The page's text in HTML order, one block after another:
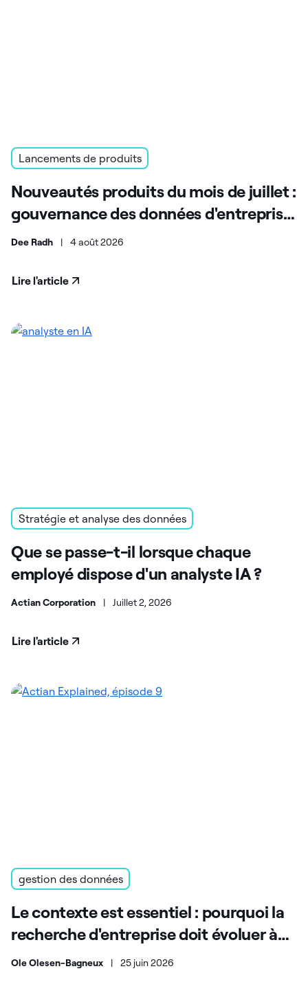
Lancements de produits
Nouveautés produits du mois de juillet :
gouvernance des données d'entreprise,
souveraineté et évolutivité
Dee Radh | 4 août 2026
Lire l'article
Stratégie et analyse des données
Que se passe-t-il lorsque chaque
employé dispose d'un analyste IA ?
Actian Corporation | Juillet 2, 2026
Lire l'article
gestion des données
Le contexte est essentiel : pourquoi la
recherche d'entreprise doit évoluer à
l'ère de l'IA
Ole Olesen-Bagneux | 25 juin 2026